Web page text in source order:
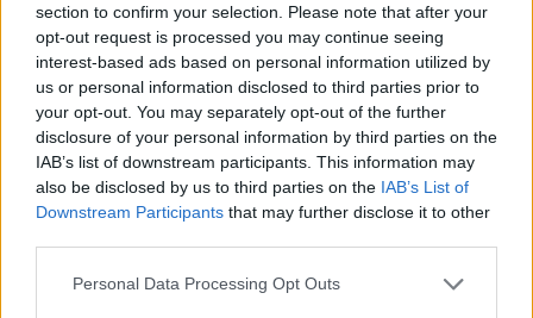
section to confirm your selection. Please note that after your
opt-out request is processed you may continue seeing
interest-based ads based on personal information utilized by
us or personal information disclosed to third parties prior to
your opt-out. You may separately opt-out of the further
disclosure of your personal information by third parties on the
IAB’s list of downstream participants. This information may
also be disclosed by us to third parties on the IAB’s List of
Downstream Participants that may further disclose it to other
Personal Data Processing Opt Outs
Πριν 7 ημέρες
Τρίτος στη σφαιροβολία στη διεθνή συνάντηση